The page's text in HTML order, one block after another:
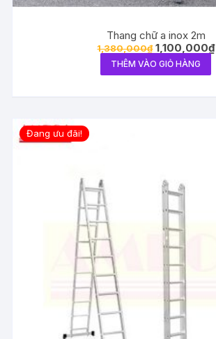
Thang chữ a inox 2m
1,380,000₫ 1,100,000₫
THÊM VÀO GIỎ HÀNG
Đang ưu đãi!